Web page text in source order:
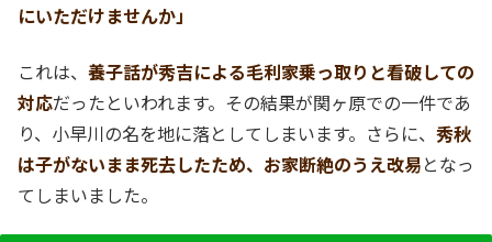
にいただけませんか」
これは、 養子話が秀吉による毛利家乗っ取りと看破しての
対応だったといわれます。その結果が関ヶ原での一件であ
り、小早川の名を地に落としてしまいます。さらに、 秀秋
は子がないまま死去したため、お家断絶のうえ改易となっ
てしまいました。